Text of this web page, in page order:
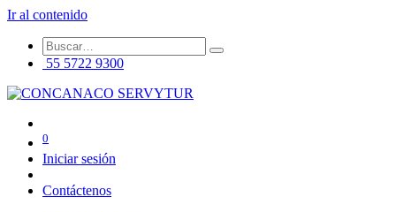
Ir al contenido
55 5722 9300
0
Iniciar sesión
Contáctenos